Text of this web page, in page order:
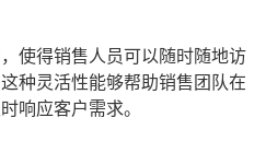
使得销售人员可以随时随地访
种灵活性能够帮助销售团队在
响应客户需求。